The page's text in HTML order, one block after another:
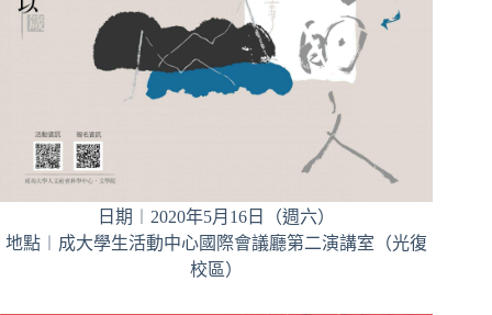
日期︱2020年5月16日（週六）
地點︱成大學生活動中心國際會議廳第二演講室（光復
校區）